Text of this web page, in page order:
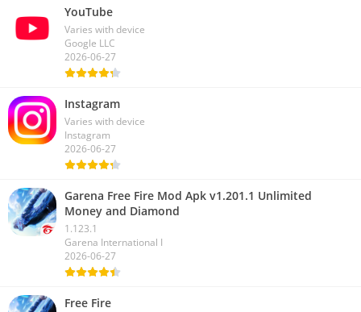
YouTube
Varies with device
Google LLC
2026-06-27
Instagram
Varies with device
Instagram
2026-06-27
Garena Free Fire Mod Apk v1.201.1 Unlimited
Money and Diamond
1.123.1
Garena International I
2026-06-27
Free Fire